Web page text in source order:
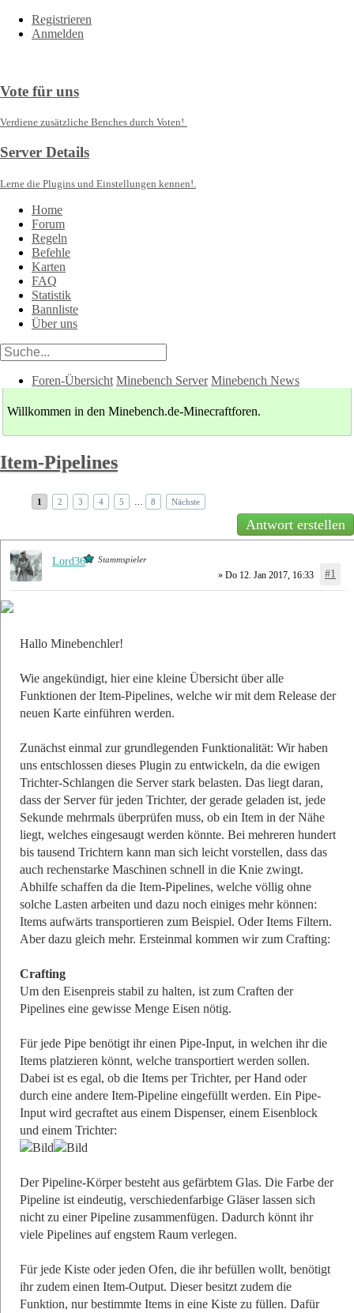
Registrieren
Anmelden
Vote für uns
Verdiene zusätzliche Benches durch Voten!
Server Details
Lerne die Plugins und Einstellungen kennen!.
Home
Forum
Regeln
Befehle
Karten
FAQ
Statistik
Bannliste
Über uns
Foren-Übersicht Minebench Server Minebench News
Willkommen in den Minebench.de-Minecraftforen.
Item-Pipelines
1 2 3 4 5 8 Nächste
Antwort erstellen
» Do 12. Jan 2017, 16:33 #1
Hallo Minebenchler!
Wie angekündigt, hier eine kleine Übersicht über alle
Funktionen der Item-Pipelines, welche wir mit dem Release der
neuen Karte einführen werden.
Zunächst einmal zur grundlegenden Funktionalität: Wir haben
uns entschlossen dieses Plugin zu entwickeln, da die ewigen
Trichter-Schlangen die Server stark belasten. Das liegt daran,
dass der Server für jeden Trichter, der gerade geladen ist, jede
Sekunde mehrmals überprüfen muss, ob ein Item in der Nähe
liegt, welches eingesaugt werden könnte. Bei mehreren hundert
bis tausend Trichtern kann man sich leicht vorstellen, dass das
auch rechenstarke Maschinen schnell in die Knie zwingt.
Abhilfe schaffen da die Item-Pipelines, welche völlig ohne
solche Lasten arbeiten und dazu noch einiges mehr können:
Items aufwärts transportieren zum Beispiel. Oder Items Filtern.
Aber dazu gleich mehr. Ersteinmal kommen wir zum Crafting:
Crafting
Um den Eisenpreis stabil zu halten, ist zum Craften der
Pipelines eine gewisse Menge Eisen nötig.
Für jede Pipe benötigt ihr einen Pipe-Input, in welchen ihr die
Items platzieren könnt, welche transportiert werden sollen.
Dabei ist es egal, ob die Items per Trichter, per Hand oder
durch eine andere Item-Pipeline eingefüllt werden. Ein Pipe-
Input wird gecraftet aus einem Dispenser, einem Eisenblock
und einem Trichter:
Der Pipeline-Körper besteht aus gefärbtem Glas. Die Farbe der
Pipeline ist eindeutig, verschiedenfarbige Gläser lassen sich
nicht zu einer Pipeline zusammenfügen. Dadurch könnt ihr
viele Pipelines auf engstem Raum verlegen.
Für jede Kiste oder jeden Ofen, die ihr befüllen wollt, benötigt
ihr zudem einen Item-Output. Dieser besitzt zudem die
Funktion, nur bestimmte Items in eine Kiste zu füllen. Dafür
Lord36 Stammspieler